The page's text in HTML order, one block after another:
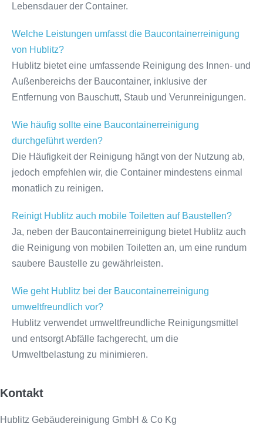
Lebensdauer der Container.
Welche Leistungen umfasst die Baucontainerreinigung
von Hublitz?
Hublitz bietet eine umfassende Reinigung des Innen- und
Außenbereichs der Baucontainer, inklusive der
Entfernung von Bauschutt, Staub und Verunreinigungen.
Wie häufig sollte eine Baucontainerreinigung
durchgeführt werden?
Die Häufigkeit der Reinigung hängt von der Nutzung ab,
jedoch empfehlen wir, die Container mindestens einmal
monatlich zu reinigen.
Reinigt Hublitz auch mobile Toiletten auf Baustellen?
Ja, neben der Baucontainerreinigung bietet Hublitz auch
die Reinigung von mobilen Toiletten an, um eine rundum
saubere Baustelle zu gewährleisten.
Wie geht Hublitz bei der Baucontainerreinigung
umweltfreundlich vor?
Hublitz verwendet umweltfreundliche Reinigungsmittel
und entsorgt Abfälle fachgerecht, um die
Umweltbelastung zu minimieren.
Kontakt
Hublitz Gebäudereinigung GmbH & Co Kg